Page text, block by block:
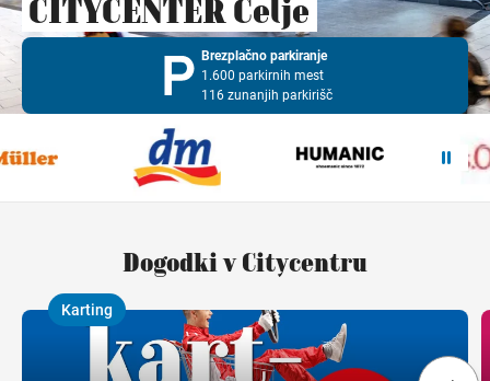
Navodila za pot
CITYCENTER Celje
Brezplačno parkiranje
1.600 parkirnih mest
116 zunanjih parkirišč
Dogodki v Citycentru
,
Karting
,